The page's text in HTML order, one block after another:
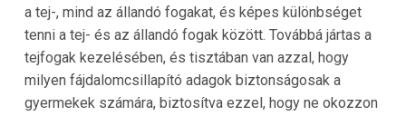
a tej-, mind az állandó fogakat, és képes különbséget
tenni a tej- és az állandó fogak között. Továbbá jártas a
tejfogak kezelésében, és tisztában van azzal, hogy
milyen fájdalomcsillapító adagok biztonságosak a
gyermekek számára, biztosítva ezzel, hogy ne okozzon